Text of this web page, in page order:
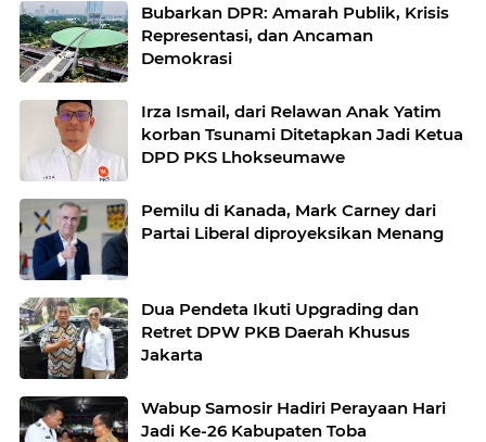
Bubarkan DPR: Amarah Publik, Krisis
Representasi, dan Ancaman
Demokrasi
Irza Ismail, dari Relawan Anak Yatim
korban Tsunami Ditetapkan Jadi Ketua
DPD PKS Lhokseumawe
Pemilu di Kanada, Mark Carney dari
Partai Liberal diproyeksikan Menang
Dua Pendeta Ikuti Upgrading dan
Retret DPW PKB Daerah Khusus
Jakarta
Wabup Samosir Hadiri Perayaan Hari
Jadi Ke-26 Kabupaten Toba